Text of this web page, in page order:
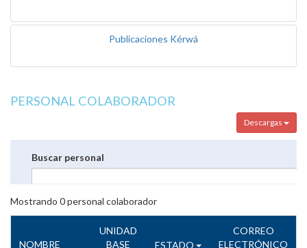
Publicaciones Kérwá
PERSONAL COLABORADOR
Descargas
Buscar personal
Mostrando 0personal colaborador
NOMBRE
UNIDAD
BASE
ESTADO
CORREO
ELECTRÓNICO